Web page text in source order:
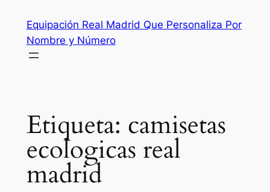
contenido
Equipación Real Madrid Que Personaliza Por
Nombre y Número
Etiqueta: camisetas
ecologicas real
madrid